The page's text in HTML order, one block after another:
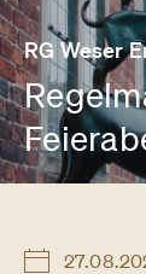
RG Weser